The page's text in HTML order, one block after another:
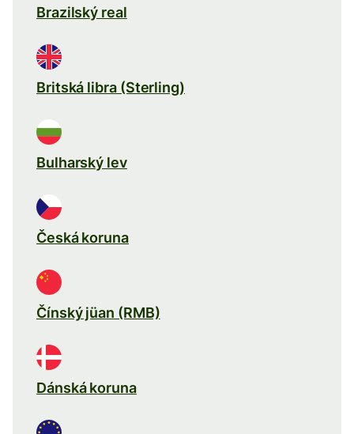
Brazilský real
Britská libra (Sterling)
Bulharský lev
Česká koruna
Čínský jüan (RMB)
Dánská koruna